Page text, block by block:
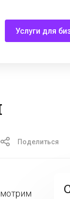
Услуги для
Поделиться